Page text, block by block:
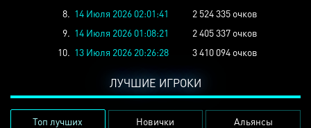
8. 14 Июля 2026 02:01:41
2 524 335 очков
9. 14 Июля 2026 01:08:21
2 405 337 очков
10. 13 Июля 2026 20:26:28 3 410 094 очков
ЛУЧШИЕ ИГРОКИ
Топ лучших Новички Альянсы